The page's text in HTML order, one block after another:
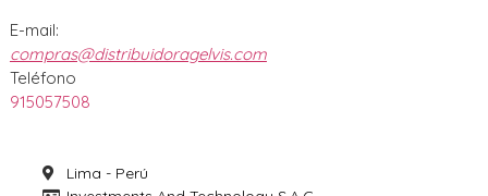
E-mail:
compras@distribuidoragelvis.com
Teléfono
915057508
Lima - Perú